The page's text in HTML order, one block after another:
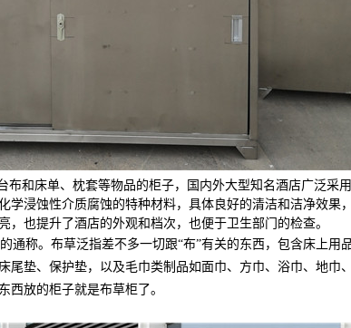
布和床单、枕套等物品的柜子，国内外大型知名酒店广泛采
学浸蚀性介质腐蚀的特种材料，具体良好的清洁和洁净效果
也提升了酒店的外观和档次，也便于卫生部门的检查。
通称。布草泛指差不多一切跟“布”有关的东西，包含床上用
尾垫、保护垫，以及毛巾类制品如面巾、方巾、浴巾、地巾
西放的柜子就是布草柜了。